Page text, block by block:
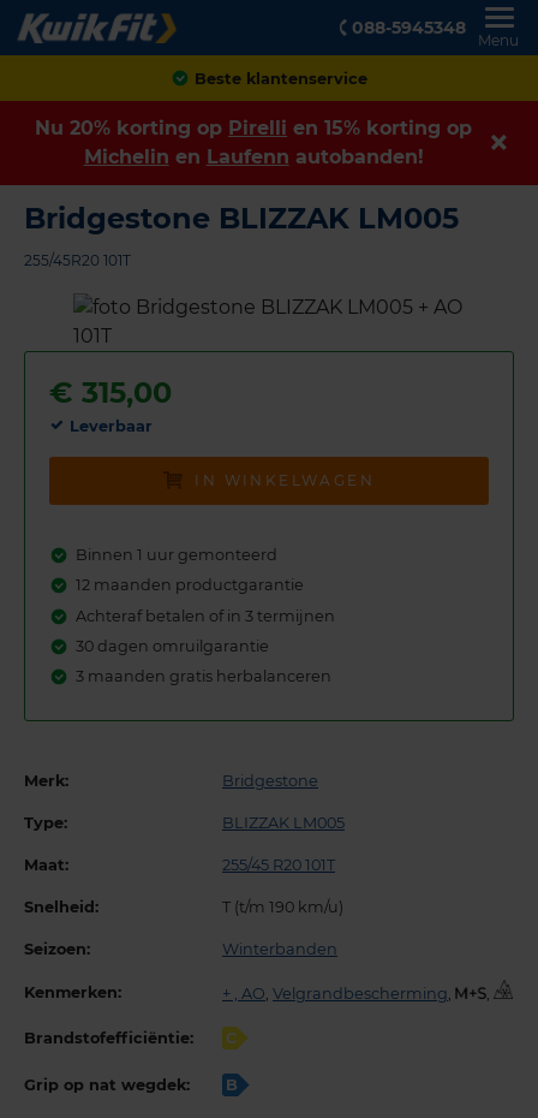
088-5945348
Menu
Achteraf betalen
Nu 20% korting op Pirelli en 15% korting op
Michelin en Laufenn autobanden!
Bridgestone BLIZZAK LM005
255/45R20 101T
€ 315,00
Leverbaar
IN WINKELWAGEN
Binnen 1 uur gemonteerd
12 maanden productgarantie
Achteraf betalen of in 3 termijnen
30 dagen omruilgarantie
3 maanden gratis herbalanceren
Merk: Bridgestone
Type: BLIZZAK LM005
Maat: 255/45 R20 101T
Snelheid: T (t/m 190 km/u)
Seizoen: Winterbanden
Kenmerken: + , AO Velgrandbescherming ,
Brandstofefficiëntie: C
Grip op nat wegdek: B